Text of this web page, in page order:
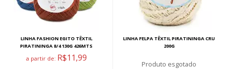
LINHA FASHION EGITO TÊXTIL
PIRATININGA 8/4 130G 426MTS
a partir de: R$11,99
LINHA FELPA TÊXTIL PIRATININGA CRU
200G
esgotado